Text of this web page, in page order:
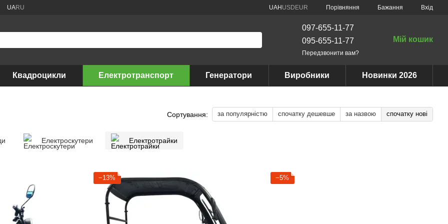
UARU UAH USD EUR Порівняння Бажання Вхід
097-655-11-77
095-655-11-77
Передзвонити вам?
Мій кошик
Квадроцикли Електротранспорт Генератори Виробники Новинки 2026
Сортування: за популярністю спочатку дешевше за назвою спочатку нові
Електроскутери Електротрайки
−13% −5%